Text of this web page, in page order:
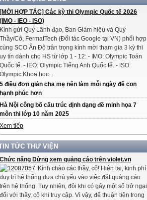
[MỜI HỢP TÁC] Các kỳ thi Olympic Quốc tế 2026
(IMO - IEO - ISO)
Kính gửi Quý Lãnh đạo, Ban Giám hiệu và Quý
Thầy/Cô, FermatTech (Đối tác Google tại VN) phối hợp
cùng SCO Ấn Độ trân trọng kính mời tham gia 3 kỳ thi
uy tín dành cho HS từ lớp 1 - 12: - IMO: Olympic Toán
Quốc tế. - IEO: Olympic Tiếng Anh Quốc tế. - ISO:
Olympic Khoa học...
5 điều đơn giản cha mẹ nên làm mỗi ngày để con
hạnh phúc hơn
Hà Nội công bố cấu trúc định dạng đề minh họa 7
môn thi lớp 10 năm 2025
Xem tiếp
TỨC THƯ VIỆN
Chức năng Dừng xem quảng cáo trên violet.vn
Kính chào các thầy, cô! Hiện tại, kinh phí
duy trì hệ thống dựa chủ yếu vào việc đặt quảng cáo
trên hệ thống. Tuy nhiên, đôi khi có gây một số trở ngại
đối với thầy, cô khi truy cập. Vì vậy, để thuận tiện trong